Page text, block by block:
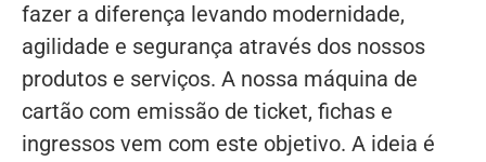
fazer a diferença levando modernidade,
agilidade e segurança através dos nossos
produtos e serviços. A nossa máquina de
cartão com emissão de ticket, fichas e
ingressos vem com este objetivo. A ideia é